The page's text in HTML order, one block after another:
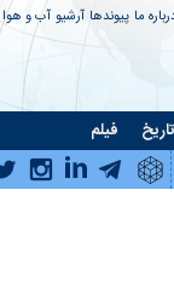
ما پیوندها آرشیو آب و هوا
تاریخ فیلم